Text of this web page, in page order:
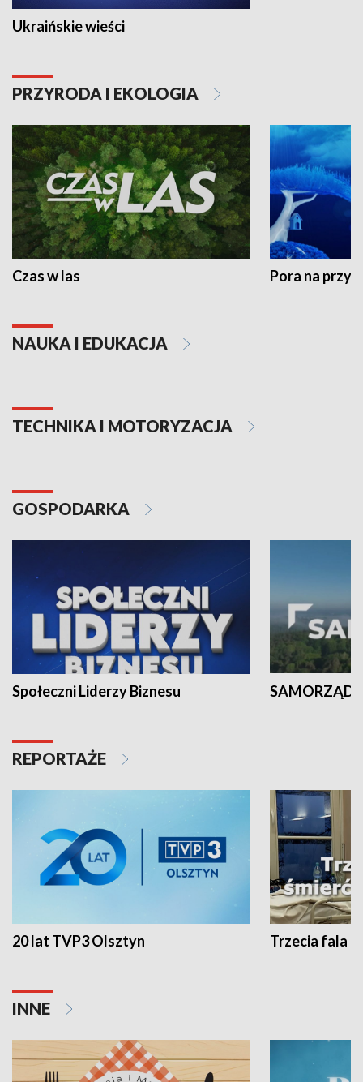
Ukraińskie wieści
PRZYRODA I EKOLOGIA
Czas w las Pora na
NAUKA I EDUKACJA
TECHNIKA I MOTORYZACJA
GOSPODARKA
Społeczni Liderzy Biznesu SAMORZĄD
REPORTAŻE
20 lat TVP3 Olsztyn Trzecia fala -
INNE